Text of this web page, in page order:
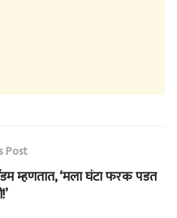
Post
म्हणतात, ‘मला घंटा फरक पडत